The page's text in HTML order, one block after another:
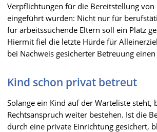
Verpflichtungen für die Bereitstellung von
eingeführt wurden: Nicht nur für
für arbeitssuchende Eltern soll ein Platz
Hiermit fiel die letzte Hürde für
bei Nachweis gesicherter Betreuung einen
Kind schon privat betreut
Solange ein Kind auf der Warteliste steht,
Rechtsanspruch weiter bestehen. Ist die
durch eine private Einrichtung gesichert,